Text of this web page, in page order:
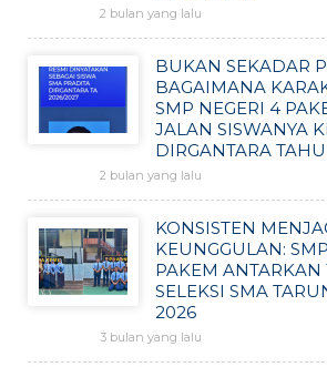
2 bulan yang lalu
BUKAN SEKADAR
BAGAIMANA
SMP NEGERI 4
JALAN SISWANYA
DIRGANTARA
2 bulan yang lalu
KONSISTEN
KEUNGGULAN:
PAKEM ANTARKAN
SELEKSI SMA
2026
3 bulan yang lalu